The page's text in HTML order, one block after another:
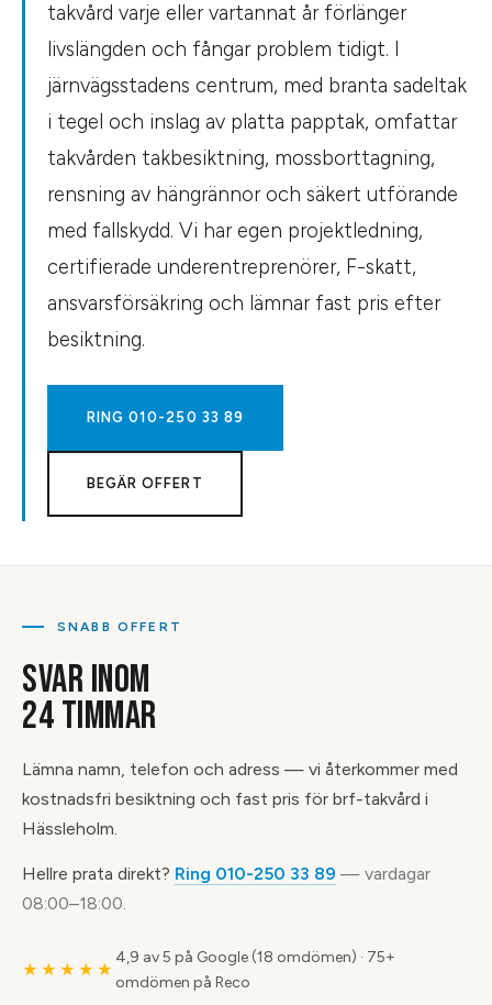
takvård varje eller vartannat år förlänger
livslängden och fångar problem tidigt. I
järnvägsstadens centrum, med branta sadeltak
i tegel och inslag av platta papptak, omfattar
takvården takbesiktning, mossborttagning,
rensning av hängrännor och säkert utförande
med fallskydd. Vi har egen projektledning,
certifierade underentreprenörer, F-skatt,
ansvarsförsäkring och lämnar fast pris efter
besiktning.
RING010-250 33 89
BEGÄR OFFERT
SNABB OFFERT
SVAR INOM
24 TIMMAR
Lämna namn, telefon och adress — vi återkommer med
kostnadsfri besiktning och fast pris för brf-takvård i
Hässleholm.
Hellre prata direkt? Ring 010-250 33 89 — vardagar
08:00–18:00.
★★★★★
4,9 av 5 på Google (18 omdömen) · 75+
omdömen på Reco